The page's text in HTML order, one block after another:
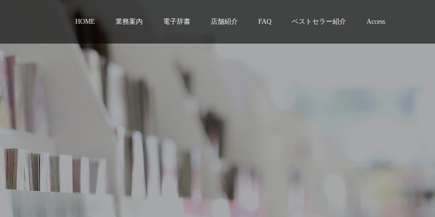
HOME 業務案内 電子辞書 店舗紹介 FAQ ベストセラー紹介 Access